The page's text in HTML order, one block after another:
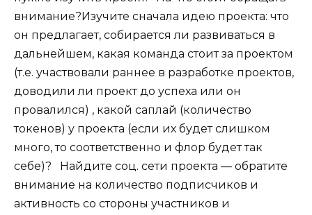
внимание?Изучите сначала идею проекта: что
он предлагает, собирается ли развиваться в
дальнейшем, какая команда стоит за проектом
(т.е. участвовали раннее в разработке проектов,
доводили ли проект до успеха или он
провалился) , какой саплай (количество
токенов) у проекта (если их будет слишком
много, то соответственно и флор будет так
себе)?⠀Найдите соц. сети проекта — обратите
внимание на количество подписчиков и
активность со стороны участников и